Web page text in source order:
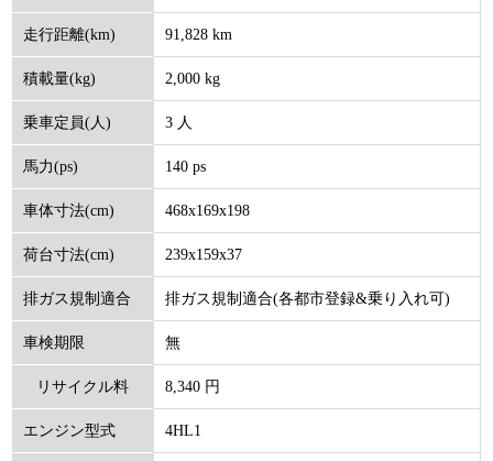
走行距離(km) 91,828 km
積載量(kg) 2,000 kg
乗車定員(人) 3 人
馬力(ps) 140 ps
車体寸法(cm) 468x169x198
荷台寸法(cm) 239x159x37
排ガス規制適合 排ガス規制適合(各都市登録&乗り入れ可)
車検期限 無
リサイクル料
(円)
8,340 円
エンジン型式 4HL1